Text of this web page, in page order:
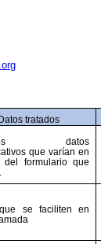
tratados
datos
que varían en
del formulario que
se faciliten en